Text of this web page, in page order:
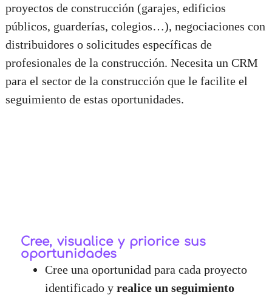
proyectos de construcción (garajes, edificios
públicos, guarderías, colegios…), negociaciones con
distribuidores o solicitudes específicas de
profesionales de la construcción. Necesita un CRM
para el sector de la construcción que le facilite el
seguimiento de estas oportunidades.
Cree, visualice y priorice sus
oportunidades
Cree una oportunidad para cada proyecto
identificado yrealice un seguimiento